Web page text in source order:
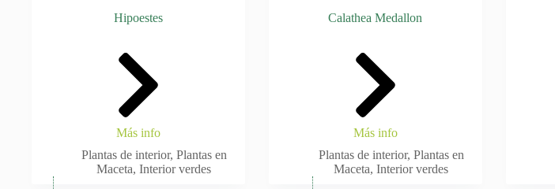
Hipoestes
Más info
Plantas de interior, Plantas en
Maceta,Interior verdes
Calathea Medallon
Más info
Plantas de interior, Plantas en
Maceta,Interior verdes